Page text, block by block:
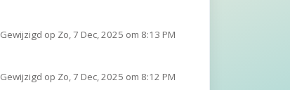
Gewijzigd op Zo, 7 Dec, 2025 om 8:13 PM
Gewijzigd op Zo, 7 Dec, 2025 om 8:12 PM